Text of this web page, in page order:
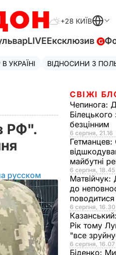
+28 КИЇВ
LIVEЕксклюзив
УКРАЇНІ ВІДНОСИНИ З
РФ".
русском
СВІЖІ
Чепинога:
Білецького
безцінним
6 серпня, 21.16
Гетманцев:
майбутні
6 серпня, 18.45
Матвійчук:
до
6 серпня, 16.30
Казанський:
Рік тому
"все
6 серпня, 16.07
Біденко: Ми